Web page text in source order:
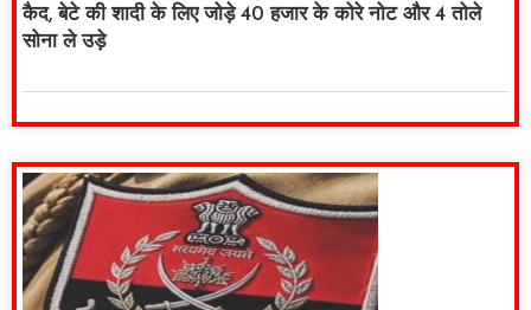
कैद, बेटे की शादी के लिए जोड़े 40 हजार के कोरे नोट और 4 तोले
सोना ले उड़े